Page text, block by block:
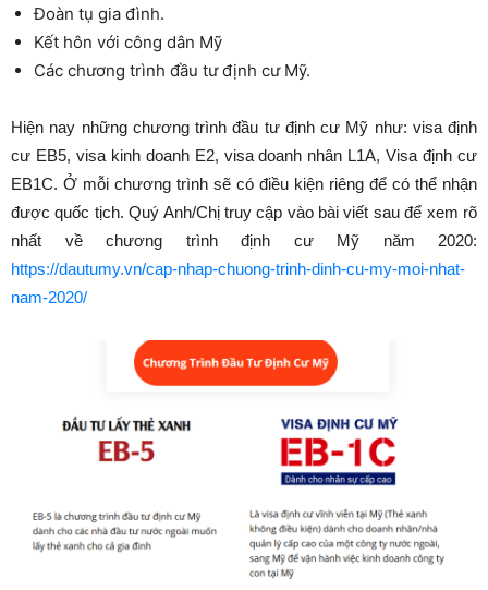
Đoàn tụ gia đình.
Kết hôn với công dân Mỹ
Các chương trình đầu tư định cư Mỹ.
Hiện nay những chương trình đầu tư định cư Mỹ như: visa định
cư EB5, visa kinh doanh E2, visa doanh nhân L1A, Visa định cư
EB1C. Ở mỗi chương trình sẽ có điều kiện riêng để có thể nhận
được quốc tịch. Quý Anh/Chị truy cập vào bài viết sau để xem rõ
nhất về chương trình định cư Mỹ năm 2020:
https://dautumy.vn/cap-nhap-chuong-trinh-dinh-cu-my-moi-nhat-
nam-2020/